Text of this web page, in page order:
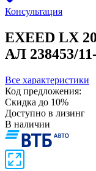
Консультация
EXEED LX
АЛ 238453/
Все характеристики
Код предложения:
Скидка до 10%
Доступно в лизинг
В наличии